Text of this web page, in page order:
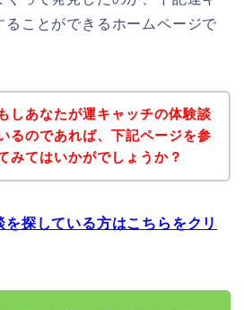
ることができるホームページで
しあなたが運キャッチの体験談
るのであれば、下記ページを参
みてはいかがでしょうか？
探している方はこちらをクリ